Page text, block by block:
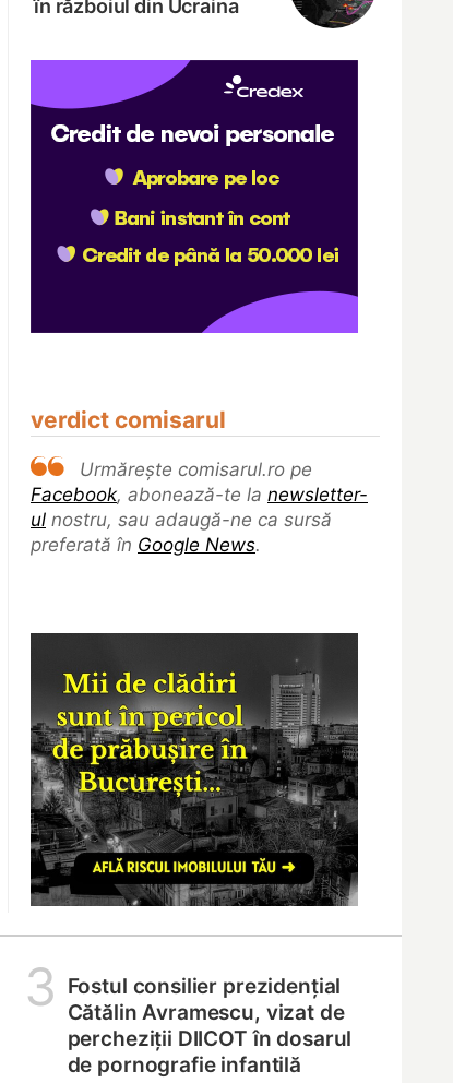
în războiul din Ucraina
verdict comisarul
Urmărește comisarul.ro pe
Facebook, abonează-te la newsletter-
ul nostru, sau adaugă-ne ca sursă
preferată în Google News.
3
Fostul consilier prezidențial
Cătălin Avramescu, vizat de
percheziții DIICOT în dosarul
de pornografie infantilă